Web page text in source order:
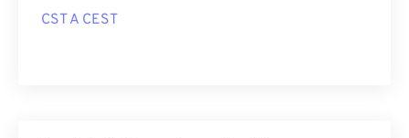
CST A CEST